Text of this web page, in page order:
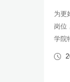
为更
岗位
学院